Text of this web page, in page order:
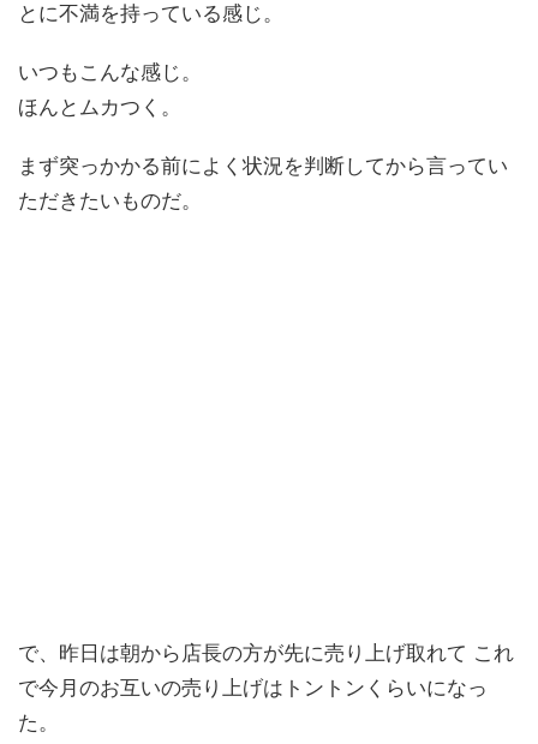
とに不満を持っている感じ。
いつもこんな感じ。
ほんとムカつく。
まず突っかかる前によく状況を判断してから言ってい
ただきたいものだ。
で、昨日は朝から店長の方が先に売り上げ取れて これ
で今月のお互いの売り上げはトントンくらいになっ
た。